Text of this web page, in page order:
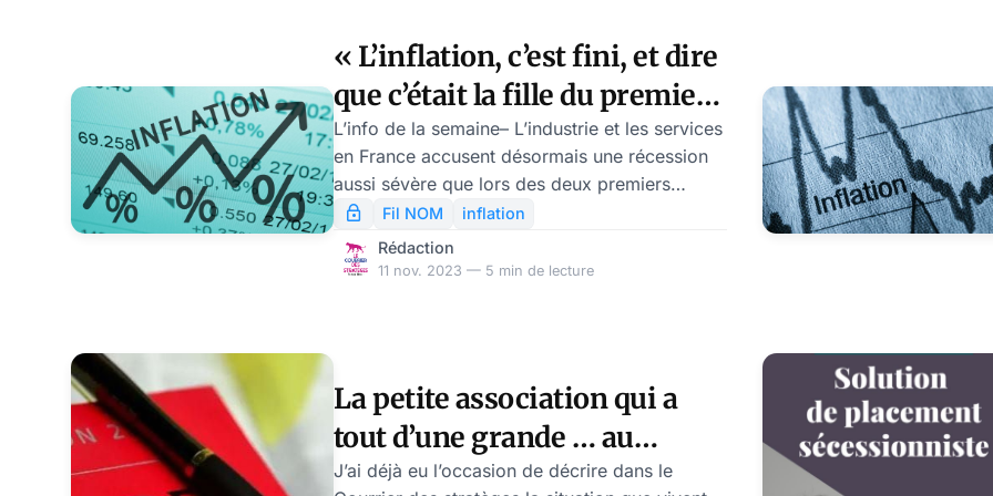
« L’inflation, c’est fini, et dire
que c’était la fille du premier
Grand Reset », par Florent
Machabert
L’info de la semaine– L’industrie et les services
en France accusent désormais une récession
aussi sévère que lors des deux premiers
confinements ! La récession dans la zone euro
pourrait s’installer jusqu’au second trimestre de
l’année 2024. C’est en tout cas ce que nous
Fil NOM
inflation
Rédaction
11 nov. 2023 — 5 min de lecture
La petite association qui a
tout d’une grande … au
regard du droit du travail, par
J’ai déjà eu l’occasion de décrire dans le